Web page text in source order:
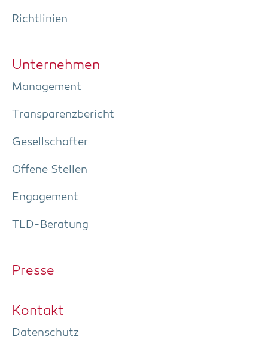
Richt­li­ni­en
Unter­neh­men
Manage­ment
Trans­pa­renz­be­richt
Gesell­schaf­ter
Offe­ne Stellen
Enga­ge­ment
TLD-Bera­tung
Pres­se
Kon­takt
Daten­schutz